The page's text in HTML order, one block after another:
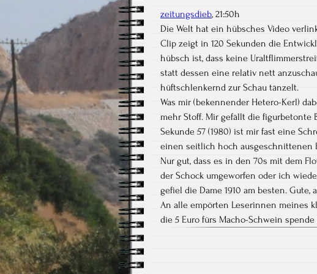
zeitungsdieb, 21:50h
Die Welt hat ein hübsches Video
Clip zeigt in 120 Sekunden die
hübsch ist, dass keine
statt dessen eine relativ nett
hüftschlenkernd zur Schau tänzelt.
Was mir (bekennender Hetero-Kerl)
mehr Stoff. Mir gefällt die figurbetonte
Sekunde 57 (1980) ist mir fast eine
einen seitlich hoch ausgeschnittenen
Nur gut, dass es in den 70s mit dem
der Schock umgeworfen oder ich
gefiel die Dame 1910 am besten. Gute,
An alle empörten Leserinnen meines
die 5 Euro fürs Macho-Schwein